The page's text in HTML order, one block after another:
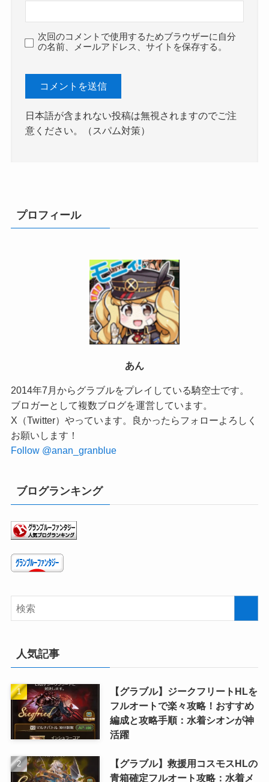
次回のコメントで使用するためブラウザーに自分
の名前、メールアドレス、サイトを保存する。
日本語が含まれない投稿は無視されますのでご注
意ください。（スパム対策）
プロフィール
あん
2014年7月からグラブルをプレイしている騎空士です。
ブロガーとして複数ブログを運営しています。
X（Twitter）やっています。良かったらフォローよろしく
お願いします！
Follow @anan_granblue
ブログランキング
人気記事
【グラブル】ジークフリートHLを
フルオートで楽々攻略！おすすめ
編成と攻略手順：水着シオンが神
活躍
【グラブル】救援用コスモスHLの
青箱確定フルオート攻略：水着メ